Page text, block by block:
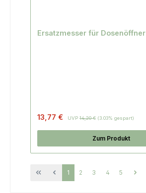
Ersatzmesser für Dosenöffner
13,77 € UVP 14,20 € (3.03% gespart)
Zum Produkt
Seite
1 Seite
2 Seite
3 Seite
4 Seite
5